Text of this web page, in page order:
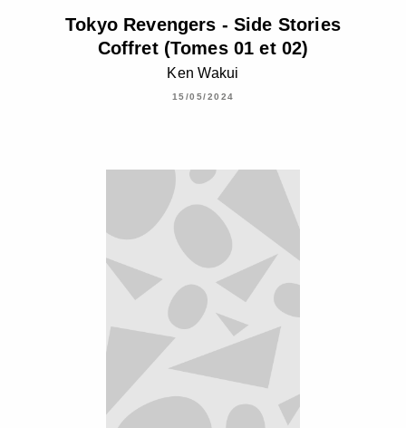
Tokyo Revengers - Side Stories
Coffret (Tomes 01 et 02)
Ken Wakui
15/05/2024